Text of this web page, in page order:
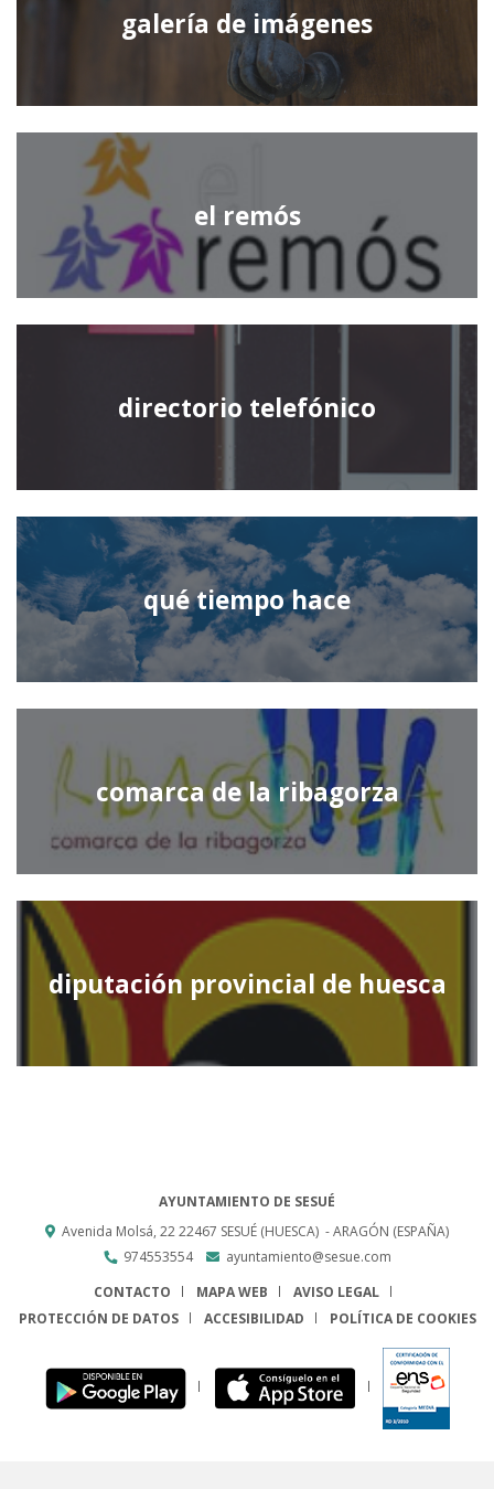
galería de imágenes
el remós
directorio telefónico
qué tiempo hace
comarca de la ribagorza
diputación provincial de huesca
AYUNTAMIENTO DE SESUÉ
Avenida Molsá, 2222467 SESUÉ (HUESCA) - ARAGÓN (ESPAÑA)
974553554
ayuntamiento@sesue.com
CONTACTO
MAPA WEB
AVISO LEGAL
PROTECCIÓN DE DATOS
ACCESIBILIDAD POLÍTICA DE COOKIES